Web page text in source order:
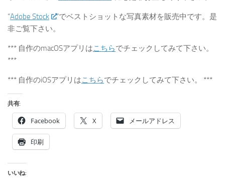
“Adobe Stock
“でベストショットな写真素材を販売中です。是
非ご覧下さい。
*** 自作のmacOSアプリはこちらでチェックしてみて下さい。
***
*** 自作のiOSアプリはこちらでチェックしてみて下さい。 ***
共有:
Facebook X メールアドレス
印刷
いいね: